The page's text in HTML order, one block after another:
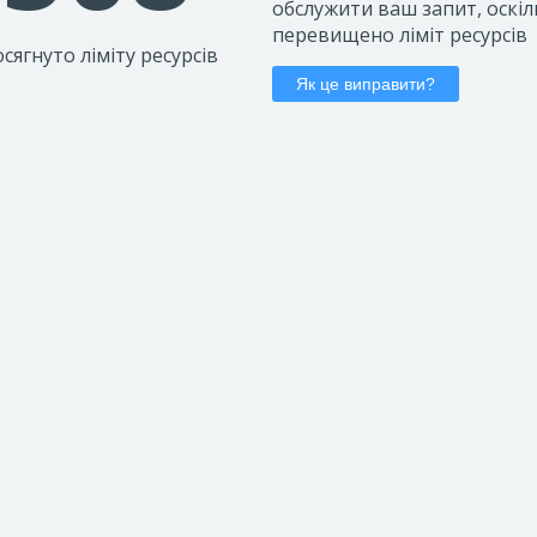
ліміту ресурсів
обслужити ваш запит,
перевищено ліміт ресурсів
Як це виправити?